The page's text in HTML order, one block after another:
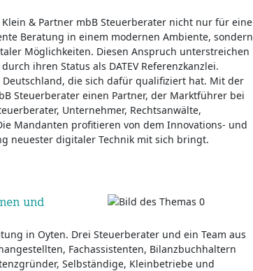
& Partner mbB Steuerberater nicht nur für eine
Beratung in einem modernen Ambiente, sondern
Möglichkeiten. Diesen Anspruch unterstreichen
ihren Status als DATEV Referenzkanzlei.
die sich dafür qualifiziert hat. Mit der
Steuerberater einen Partner, der Marktführer bei
Unternehmer, Rechtsanwälte,
Mandanten profitieren von dem Innovations- und
neuester digitaler Technik mit sich bringt.
und
in Oyten. Drei Steuerberater und ein Team aus
Fachassistenten, Bilanzbuchhaltern
Selbständige, Kleinbetriebe und